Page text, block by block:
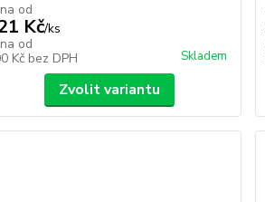
od
Kč/ks
od
Kč bez DPH Skladem
Zvolit variantu